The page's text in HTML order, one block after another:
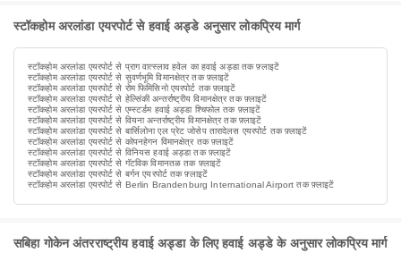
स्टॉकहोम अरलांडा एयरपोर्ट से हवाई अड्डे अनुसार लोकप्रिय मार्ग
स्टॉकहोम अरलांडा एयरपोर्ट से प्राग वात्स्लाव हवेल का हवाई अड्डा तक फ़्लाइटें
स्टॉकहोम अरलांडा एयरपोर्ट से सुवर्णभूमि विमानक्षेत्र तक फ़्लाइटें
स्टॉकहोम अरलांडा एयरपोर्ट से रोम फिमिसिनो एयरपोर्ट तक फ़्लाइटें
स्टॉकहोम अरलांडा एयरपोर्ट से हेल्सिंकी अन्तर्राष्ट्रीय विमानक्षेत्र तक फ़्लाइटें
स्टॉकहोम अरलांडा एयरपोर्ट से एम्स्टर्डम हवाई अड्डा श्चिफोल तक फ़्लाइटें
स्टॉकहोम अरलांडा एयरपोर्ट से वियना अन्तर्राष्ट्रीय विमानक्षेत्र तक फ़्लाइटें
स्टॉकहोम अरलांडा एयरपोर्ट से बार्सिलोना एल प्रेट जोसेप तारादेलस एयरपोर्ट तक फ़्लाइटें
स्टॉकहोम अरलांडा एयरपोर्ट से कोपनहेगन विमानक्षेत्र तक फ़्लाइटें
स्टॉकहोम अरलांडा एयरपोर्ट से विनियस हवाई अड्डा तक फ़्लाइटें
स्टॉकहोम अरलांडा एयरपोर्ट से गॅटविक विमानतळ तक फ़्लाइटें
स्टॉकहोम अरलांडा एयरपोर्ट से बर्गन एयरपोर्ट तक फ़्लाइटें
स्टॉकहोम अरलांडा एयरपोर्ट से Berlin Brandenburg International Airport तक फ़्लाइटें
सबिहा गोकेन अंतरराष्ट्रीय हवाई अड्डा के लिए हवाई अड्डे के अनुसार लोकप्रिय मार्ग